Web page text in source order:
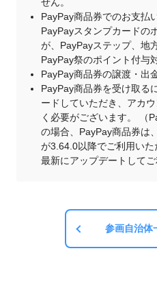
PayPay商品券でのお支払
PayPayスタンプカードの
が、PayPayステップ、地
PayPay祭のポイント付与
PayPay商品券の譲渡・出
PayPay商品券を受け取る
ードしていただき、アカ
く必要がございます。 （
の場合、PayPay商品券は
が3.64.0以降でご利用い
最新にアップデートしてご
参画自治体